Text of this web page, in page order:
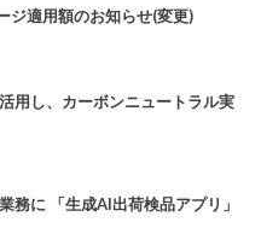
適用額のお知らせ(変更)
用し、カーボンニュートラル実
務に 「生成AI出荷検品アプリ」